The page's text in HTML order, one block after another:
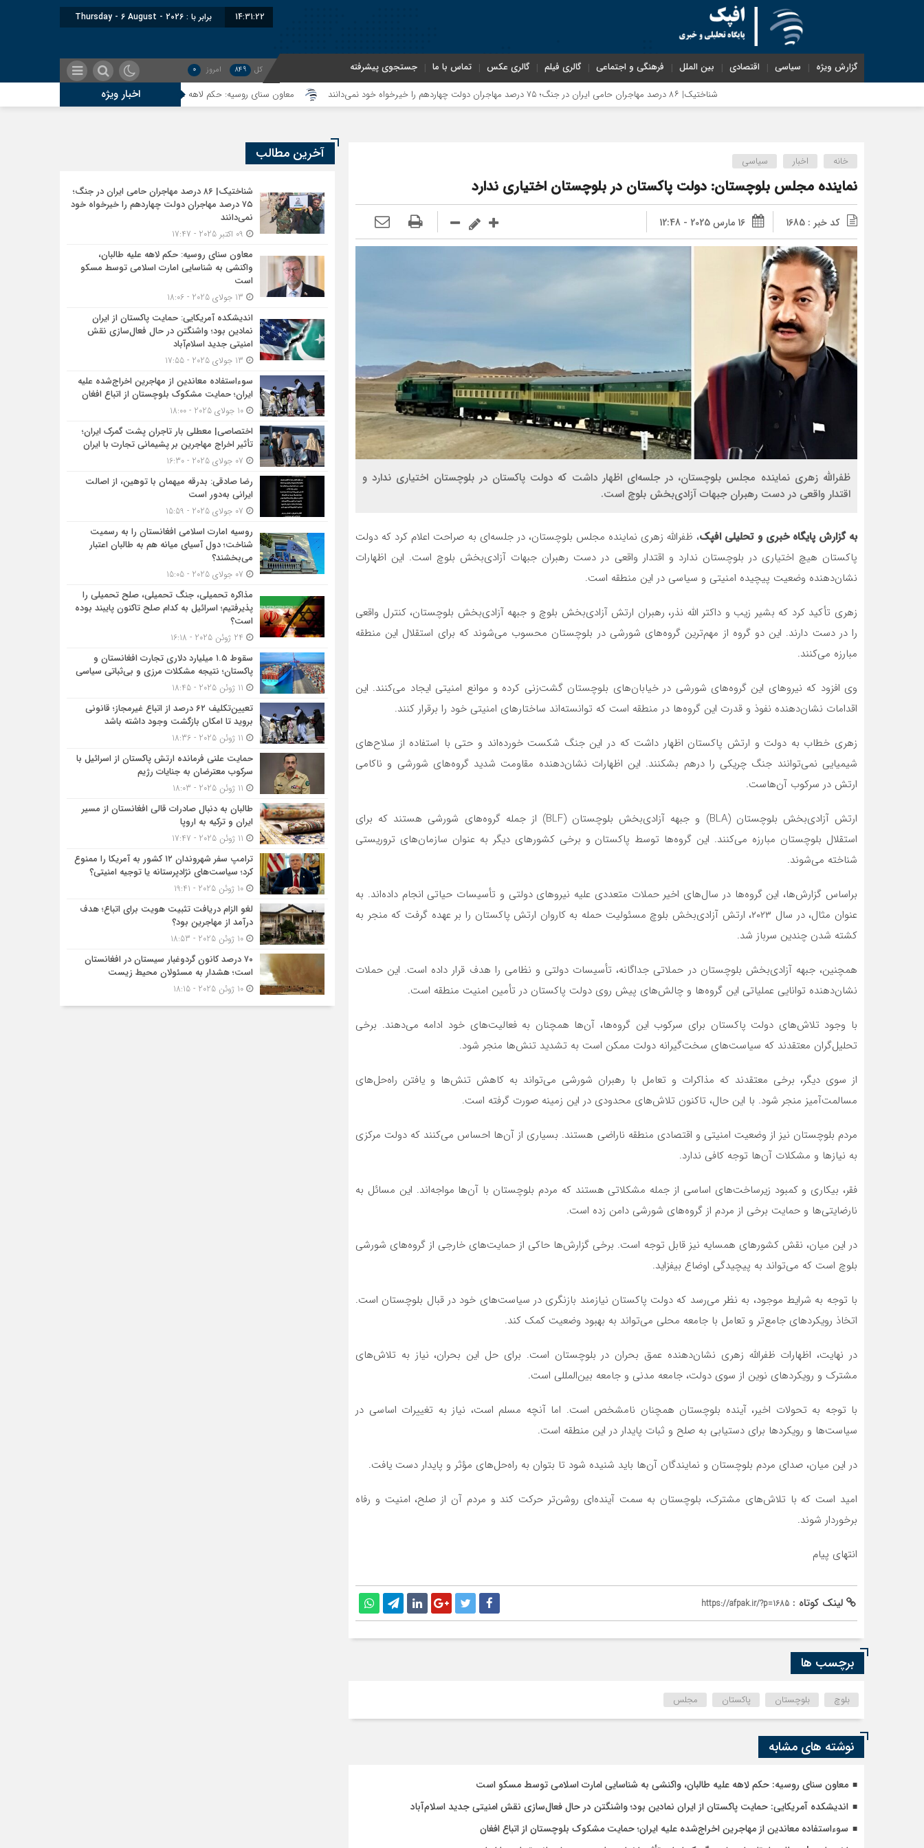
14:31:23 برابر با : Thursday - 6 August - 2026
گزارش ویژه سیاسی اقتصادی بین الملل فرهنگی و اجتماعی گالری فیلم گالری عکس تماس با ما جستجوی پیشرفته کل 849 امروز 0
اخبار ویژه
معاون سنای روسیه: حکم لاهه علیه طالبان، واکنشی به شناسایی امارت اسلامی توسط مسکو است
خانه اخبار سیاسی
نماینده مجلس بلوچستان: دولت پاکستان در بلوچستان اختیاری ندارد
کد خبر : 1685 16 مارس 2025 - 12:48
ظفرالله زهری نماینده مجلس بلوچستان، در جلسه‌ای اظهار داشت که دولت پاکستان در بلوچستان اختیاری ندارد و
اقتدار واقعی در دست رهبران جبهات آزادی‌بخش بلوچ است.
به گزارش پایگاه خبری و تحلیلی افپک، ظفرالله زهری نماینده مجلس بلوچستان، در جلسه‌ای به صراحت اعلام کرد که دولت
پاکستان هیچ اختیاری در بلوچستان ندارد و اقتدار واقعی در دست رهبران جبهات آزادی‌بخش بلوچ است. این اظهارات
نشان‌دهنده وضعیت پیچیده امنیتی و سیاسی در این منطقه است.
زهری تأکید کرد که بشیر زیب و داکتر الله نذر، رهبران ارتش آزادی‌بخش بلوچ و جبهه آزادی‌بخش بلوچستان، کنترل واقعی
را در دست دارند. این دو گروه از مهم‌ترین گروه‌های شورشی در بلوچستان محسوب می‌شوند که برای استقلال این منطقه
مبارزه می‌کنند.
وی افزود که نیروهای این گروه‌های شورشی در خیابان‌های بلوچستان گشت‌زنی کرده و موانع امنیتی ایجاد می‌کنند. این
اقدامات نشان‌دهنده نفوذ و قدرت این گروه‌ها در منطقه است که توانسته‌اند ساختارهای امنیتی خود را برقرار کنند.
زهری خطاب به دولت و ارتش پاکستان اظهار داشت که در این جنگ شکست خورده‌اند و حتی با استفاده از سلاح‌های
شیمیایی نمی‌توانند جنگ چریکی را درهم بشکنند. این اظهارات نشان‌دهنده مقاومت شدید گروه‌های شورشی و ناکامی
ارتش در سرکوب آن‌هاست.
ارتش آزادی‌بخش بلوچستان (BLA) و جبهه آزادی‌بخش بلوچستان (BLF) از جمله گروه‌های شورشی هستند که برای
استقلال بلوچستان مبارزه می‌کنند. این گروه‌ها توسط پاکستان و برخی کشورهای دیگر به عنوان سازمان‌های تروریستی
شناخته می‌شوند.
براساس گزارش‌ها، این گروه‌ها در سال‌های اخیر حملات متعددی علیه نیروهای دولتی و تأسیسات حیاتی انجام داده‌اند. به
عنوان مثال، در سال ۲۰۲۳، ارتش آزادی‌بخش بلوچ مسئولیت حمله به کاروان ارتش پاکستان را بر عهده گرفت که منجر به
کشته شدن چندین سرباز شد.
همچنین، جبهه آزادی‌بخش بلوچستان در حملاتی جداگانه، تأسیسات دولتی و نظامی را هدف قرار داده است. این حملات
نشان‌دهنده توانایی عملیاتی این گروه‌ها و چالش‌های پیش روی دولت پاکستان در تأمین امنیت منطقه است.
با وجود تلاش‌های دولت پاکستان برای سرکوب این گروه‌ها، آن‌ها همچنان به فعالیت‌های خود ادامه می‌دهند. برخی
تحلیل‌گران معتقدند که سیاست‌های سخت‌گیرانه دولت ممکن است به تشدید تنش‌ها منجر شود.
از سوی دیگر، برخی معتقدند که مذاکرات و تعامل با رهبران شورشی می‌تواند به کاهش تنش‌ها و یافتن راه‌حل‌های
مسالمت‌آمیز منجر شود. با این حال، تاکنون تلاش‌های محدودی در این زمینه صورت گرفته است.
مردم بلوچستان نیز از وضعیت امنیتی و اقتصادی منطقه ناراضی هستند. بسیاری از آن‌ها احساس می‌کنند که دولت مرکزی
به نیازها و مشکلات آن‌ها توجه کافی ندارد.
فقر، بیکاری و کمبود زیرساخت‌های اساسی از جمله مشکلاتی هستند که مردم بلوچستان با آن‌ها مواجه‌اند. این مسائل به
نارضایتی‌ها و حمایت برخی از مردم از گروه‌های شورشی دامن زده است.
در این میان، نقش کشورهای همسایه نیز قابل توجه است. برخی گزارش‌ها حاکی از حمایت‌های خارجی از گروه‌های شورشی
بلوچ است که می‌تواند به پیچیدگی اوضاع بیفزاید.
با توجه به شرایط موجود، به نظر می‌رسد که دولت پاکستان نیازمند بازنگری در سیاست‌های خود در قبال بلوچستان است.
اتخاذ رویکردهای جامع‌تر و تعامل با جامعه محلی می‌تواند به بهبود وضعیت کمک کند.
در نهایت، اظهارات ظفرالله زهری نشان‌دهنده عمق بحران در بلوچستان است. برای حل این بحران، نیاز به تلاش‌های
مشترک و رویکردهای نوین از سوی دولت، جامعه مدنی و جامعه بین‌المللی است.
با توجه به تحولات اخیر، آینده بلوچستان همچنان نامشخص است. اما آنچه مسلم است، نیاز به تغییرات اساسی در
سیاست‌ها و رویکردها برای دستیابی به صلح و ثبات پایدار در این منطقه است.
در این میان، صدای مردم بلوچستان و نمایندگان آن‌ها باید شنیده شود تا بتوان به راه‌حل‌های مؤثر و پایدار دست یافت.
امید است که با تلاش‌های مشترک، بلوچستان به سمت آینده‌ای روشن‌تر حرکت کند و مردم آن از صلح، امنیت و رفاه
برخوردار شوند.
انتهای پیام
لینک کوتاه : https://afpak.ir/?p=1685
برچسب ها
بلوچ بلوچستان پاکستان مجلس
نوشته های مشابه
معاون سنای روسیه: حکم لاهه علیه طالبان، واکنشی به شناسایی امارت اسلامی توسط مسکو است
اندیشکده آمریکایی: حمایت پاکستان از ایران نمادین بود؛ واشنگتن در حال فعال‌سازی نقش امنیتی جدید اسلام‌آباد
سوءاستفاده معاندین از مهاجرین اخراج‌شده علیه ایران؛ حمایت مشکوک بلوچستان از اتباع افغان
آخرین مطالب
شناختیک| ۸۶ درصد مهاجران حامی ایران در جنگ؛
۷۵ درصد مهاجران دولت چهاردهم را خیرخواه خود
نمی‌دانند
معاون سنای روسیه: حکم لاهه علیه طالبان،
واکنشی به شناسایی امارت اسلامی توسط مسکو
است
اندیشکده آمریکایی: حمایت پاکستان از ایران
نمادین بود؛ واشنگتن در حال فعال‌سازی نقش
امنیتی جدید اسلام‌آباد
سوءاستفاده معاندین از مهاجرین اخراج‌شده علیه
ایران؛ حمایت مشکوک بلوچستان از اتباع افغان
10 جولای 2025 - 18:00
اختصاصی| معطلی بار تاجران پشت گمرک ایران؛
تأثیر اخراج مهاجرین بر پشیمانی تجارت با ایران
رضا صادقی: بدرقه میهمان با توهین، از اصالت
ایرانی به‌دور است
روسیه امارت اسلامی افغانستان را به رسمیت
شناخت؛ دول آسیای میانه هم به طالبان اعتبار
می‎‌بخشند؟
مذاکره تحمیلی، جنگ تحمیلی، صلح تحمیلی را
پذیرفتیم؛ اسرائیل به کدام صلح تاکنون پایبند بوده
است؟
سقوط ۱.۵ میلیارد دلاری تجارت افغانستان و
پاکستان؛ نتیجه مشکلات مرزی و بی‌ثباتی سیاسی
تعیین‌تکلیف ۶۲ درصد از اتباع غیرمجاز؛ قانونی
بروید تا امکان بازگشت وجود داشته باشد
حمایت علنی فرمانده ارتش پاکستان از اسرائیل با
سرکوب معترضان به جنایات رژیم
طالبان به دنبال صادرات قالی افغانستان از مسیر
ایران و ترکیه به اروپا
ترامپ سفر شهروندان ۱۲ کشور به آمریکا را ممنوع
کرد؛ سیاست‌های نژادپرستانه یا توجیه امنیتی؟
10 ژوئن 2025 - 19:41
لغو الزام دریافت تثبیت هویت برای اتباع؛ هدف
درآمد از مهاجرین بود؟
10 ژوئن 2025 - 18:53
۷۰ درصد کانون گردوغبار سیستان در افغانستان
است؛ هشدار به مسئولان محیط زیست
10 ژوئن 2025 - 18:15